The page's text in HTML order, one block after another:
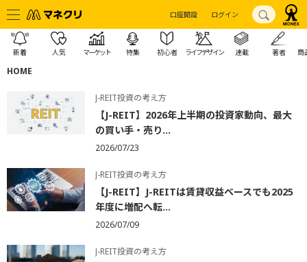
口座開設 ログイン
新着 人気 マーケット 特集 初心者 ライフデザイン 連載 著者 商
HOME
J-REIT投資の考え方
【J-REIT】2026年上半期の投資家動向、最大
の買い手・売り...
2026/07/23
J-REIT投資の考え方
【J-REIT】J-REITは賃貸収益ベースでも2025
年度に増配へ転...
2026/07/09
J-REIT投資の考え方